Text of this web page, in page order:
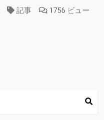
記事 1756 ビュー